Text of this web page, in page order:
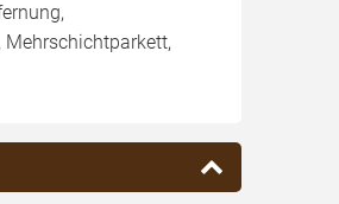
Mehrschichtparkett,